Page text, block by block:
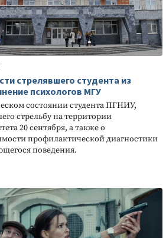
стрелявшего студента из
психологов МГУ
состоянии студента ПГНИУ,
стрельбу на территории
20 сентября, а также о
профилактической диагностики
поведения.